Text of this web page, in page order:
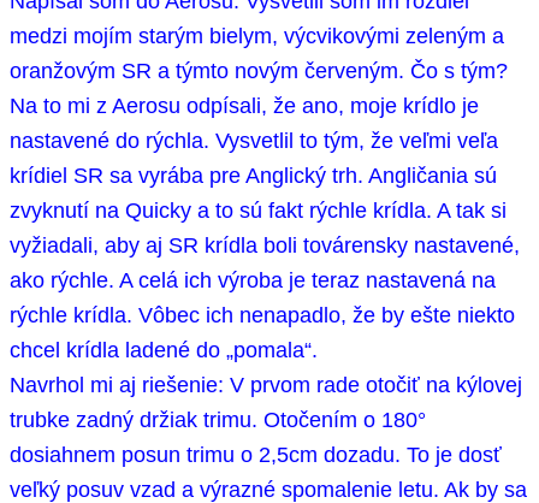
medzi mojím starým bielym, výcvikovými zeleným a
oranžovým SR a týmto novým červeným. Čo s tým?
Na to mi z Aerosu odpísali, že ano, moje krídlo je
nastavené do rýchla. Vysvetlil to tým, že veľmi veľa
krídiel SR sa vyrába pre Anglický trh. Angličania sú
zvyknutí na Quicky a to sú fakt rýchle krídla. A tak si
vyžiadali, aby aj SR krídla boli továrensky nastavené,
ako rýchle. A celá ich výroba je teraz nastavená na
rýchle krídla. Vôbec ich nenapadlo, že by ešte niekto
chcel krídla ladené do „pomala“.
Navrhol mi aj riešenie: V prvom rade otočiť na kýlovej
trubke zadný držiak trimu. Otočením o 180°
dosiahnem posun trimu o 2,5cm dozadu. To je dosť
veľký posuv vzad a výrazné spomalenie letu. Ak by sa